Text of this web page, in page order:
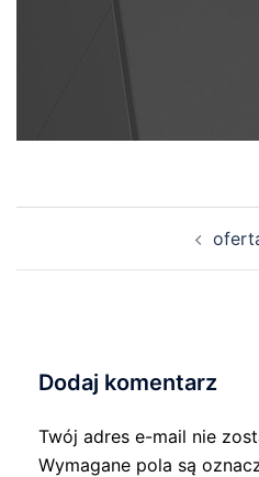
Dodaj komentarz
Twój adres e-mail nie
Wymagane pola są